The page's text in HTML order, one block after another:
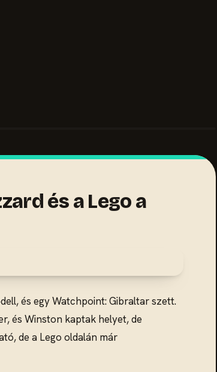
és a Lego a
és egy Watchpoint: Gibraltar szett.
és Winston kaptak helyet, de
de a Lego oldalán már